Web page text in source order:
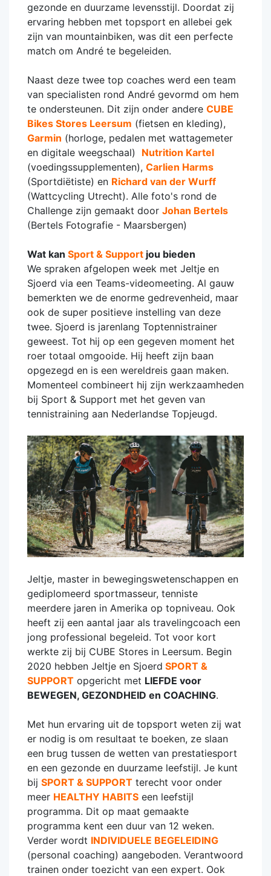
gezonde en duurzame levensstijl. Doordat zij
ervaring hebben met topsport en allebei gek
zijn van mountainbiken, was dit een perfecte
match om André te begeleiden.
Naast deze twee top coaches werd een team
van specialisten rond André gevormd om hem
te ondersteunen. Dit zijn onder andere CUBE
Bikes Stores Leersum (fietsen en kleding),
Garmin (horloge, pedalen met wattagemeter
en digitale weegschaal) Nutrition Kartel
(voedingssupplementen), Carlien Harms
(Sportdiëtiste) en Richard van der Wurff
(Wattcycling Utrecht). Alle foto's rond de
Challenge zijn gemaakt door Johan Bertels
(Bertels Fotografie - Maarsbergen)
Wat kan Sport & Support jou bieden
We spraken afgelopen week met Jeltje en
Sjoerd via een Teams-videomeeting. Al gauw
bemerkten we de enorme gedrevenheid, maar
ook de super positieve instelling van deze
twee. Sjoerd is jarenlang Toptennistrainer
geweest. Tot hij op een gegeven moment het
roer totaal omgooide. Hij heeft zijn baan
opgezegd en is een wereldreis gaan maken.
Momenteel combineert hij zijn werkzaamheden
bij Sport & Support met het geven van
tennistraining aan Nederlandse Topjeugd.
Jeltje, master in bewegingswetenschappen en
gediplomeerd sportmasseur, tenniste
meerdere jaren in Amerika op topniveau. Ook
heeft zij een aantal jaar als travelingcoach een
jong professional begeleid. Tot voor kort
werkte zij bij CUBE Stores in Leersum. Begin
2020 hebben Jeltje en Sjoerd SPORT &
SUPPORT opgericht met LIEFDE voor
BEWEGEN, GEZONDHEID en COACHING.
Met hun ervaring uit de topsport weten zij wat
er nodig is om resultaat te boeken, ze slaan
een brug tussen de wetten van prestatiesport
en een gezonde en duurzame leefstijl. Je kunt
bij SPORT & SUPPORT terecht voor onder
meer HEALTHY HABITS een leefstijl
programma. Dit op maat gemaakte
programma kent een duur van 12 weken.
Verder wordt INDIVIDUELE BEGELEIDING
(personal coaching) aangeboden. Verantwoord
trainen onder toezicht van een expert. Ook